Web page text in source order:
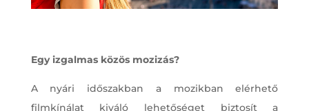
Egy izgalmas közös mozizás?
A nyári időszakban a mozikban elérhető
filmkínálat kiváló lehetőséget biztosít a